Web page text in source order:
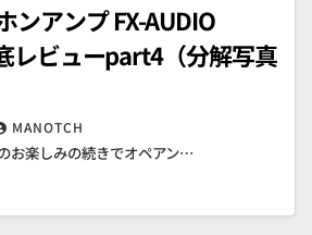
ンアンプ FX-AUDIO
レビューpart4（分解写真
MANOTCH
お楽しみの続きでオペアン…